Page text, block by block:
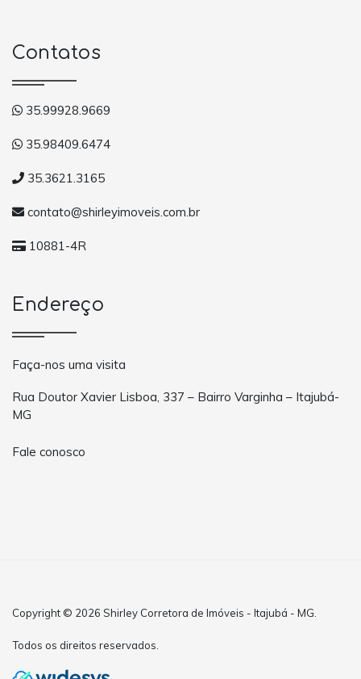
Contatos
35.99928.9669
35.98409.6474
35.3621.3165
contato@shirleyimoveis.com.br
10881-4R
Endereço
Faça-nos uma visita
Rua Doutor Xavier Lisboa, 337 – Bairro Varginha – Itajubá-
MG
Fale conosco
Copyright © 2026 Shirley Corretora de Imóveis - Itajubá - MG.
Todos os direitos reservados.